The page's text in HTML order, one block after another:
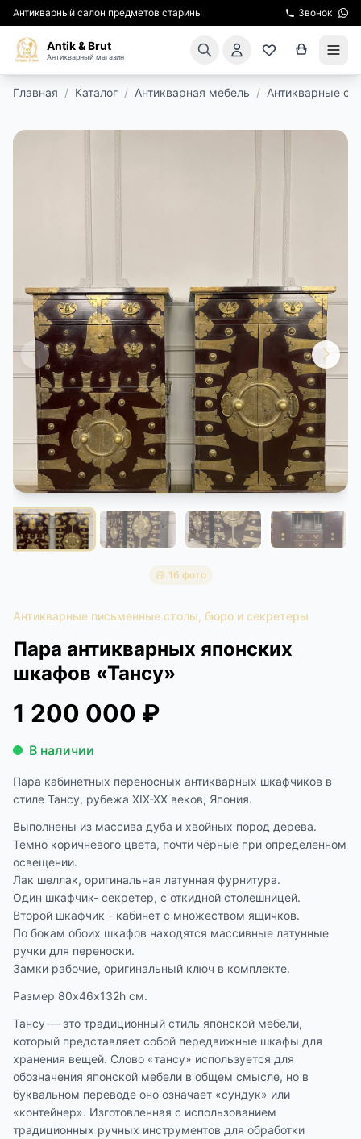
Антикварный салон предметов старины Звонок
Antik & Brut
Антикварный магазин
РЕСТАВРАЦИЯ
КУРСЫ ПО РЕСТАВРАЦИИ
КОНТАКТЫ
ДОСТАВКА И ОПЛАТА
Главная / Каталог / Антикварная мебель / Антикварные
16 фото
Антикварные письменные столы, бюро и секретеры
Пара антикварных японских
шкафов «Тансу»
1 200 000 ₽
В наличии
Пара кабинетных переносных антикварных шкафчиков в
стиле Тансу, рубежа XIX-XX веков, Япония.
Выполнены из массива дуба и хвойных пород дерева.
Темно коричневого цвета, почти чёрные при определенном
освещении.
Лак шеллак, оригинальная латунная фурнитура.
Один шкафчик- секретер, с откидной столешницей.
Второй шкафчик - кабинет с множеством ящичков.
По бокам обоих шкафов находятся массивные латунные
ручки для переноски.
Замки рабочие, оригинальный ключ в комплекте.
Размер 80х46х132h см.
Тансу — это традиционный стиль японской мебели,
который представляет собой передвижные шкафы для
хранения вещей. Слово «тансу» используется для
обозначения японской мебели в общем смысле, но в
буквальном переводе оно означает «сундук» или
«контейнер». Изготовленная с использованием
традиционных ручных инструментов для обработки